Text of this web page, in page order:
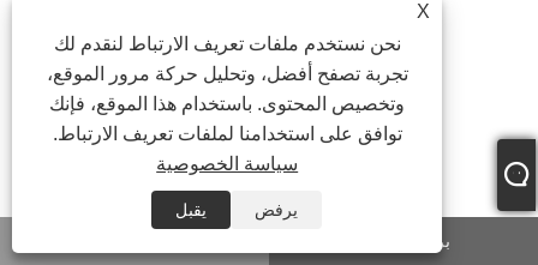
X
نحن نستخدم ملفات تعريف الارتباط لنقدم لك
تجربة تصفح أفضل، وتحليل حركة مرور الموقع،
وتخصيص المحتوى. باستخدام هذا الموقع، فإنك
توافق على استخدامنا لملفات تعريف الارتباط.
سياسة الخصوصية
يرفض
يقبل
بريد إلكتروني